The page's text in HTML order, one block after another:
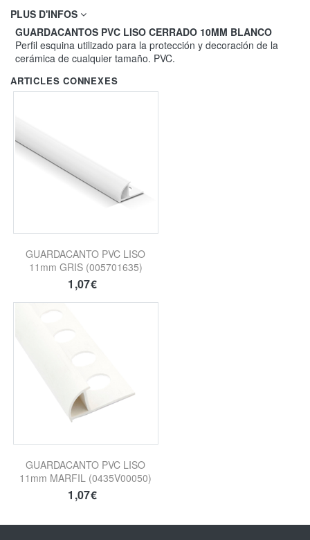
PLUS D'INFOS
GUARDACANTOS PVC LISO CERRADO 10MM BLANCO
Perfil esquina utilizado para la protección y decoración de la
cerámica de cualquier tamaño. PVC.
ARTICLES CONNEXES
GUARDACANTO PVC LISO
11mm GRIS (005701635)
1,07€
GUARDACANTO PVC LISO
11mm MARFIL (0435V00050)
1,07€